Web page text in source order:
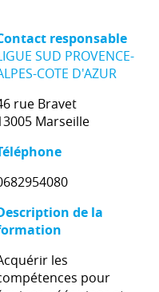
responsable
SUD PROVENCE-
COTE D'AZUR
rue Bravet
Marseille
de la
les
pour